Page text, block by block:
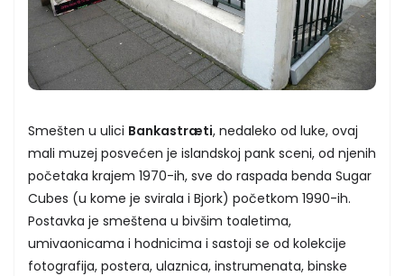
Smešten u ulici Bankastræti, nedaleko od luke, ovaj
mali muzej posvećen je islandskoj pank sceni, od njenih
početaka krajem 1970-ih, sve do raspada benda Sugar
Cubes (u kome je svirala i Bjork) početkom 1990-ih.
Postavka je smeštena u bivšim toaletima,
umivaonicama i hodnicima i sastoji se od kolekcije
fotografija, postera, ulaznica, instrumenata, binske